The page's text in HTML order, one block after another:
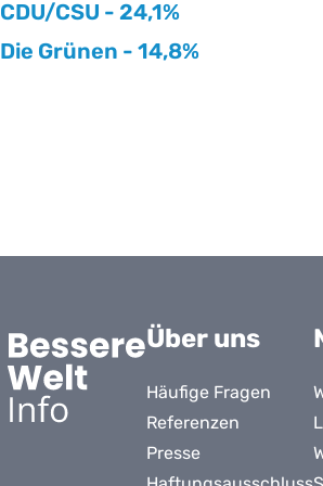
CDU/CSU - 24,1%
Die Grünen - 14,8%
Über uns
Häufige Fragen
Referenzen
Presse